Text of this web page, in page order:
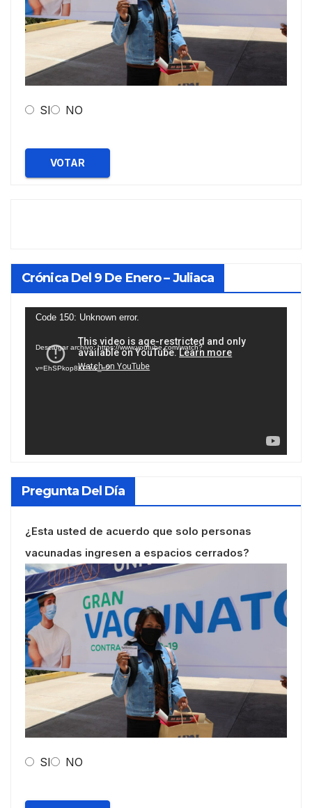
SI NO
VOTAR
Crónica Del 9 De Enero – Juliaca
Reproductor
vídeo
Code 150: Unknown error.
Descargar archivo: https://www.youtube.com/watch?
v=EhSPkop8KPY&_=2
Pregunta Del Día
¿Esta usted de acuerdo que solo personas
vacunadas ingresen a espacios cerrados?
SI NO